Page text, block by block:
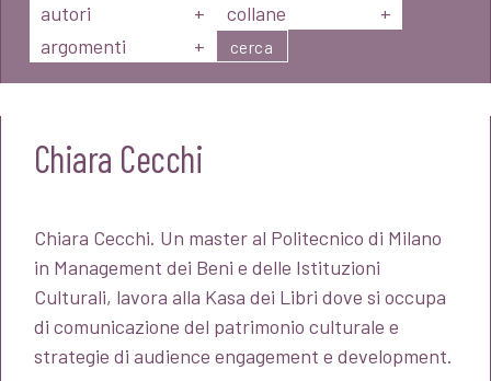
autori
+ collane
+
argomenti
+ cerca
Chiara Cecchi
Chiara Cecchi. Un master al Politecnico di Milano
in Management dei Beni e delle Istituzioni
Culturali, lavora alla Kasa dei Libri dove si occupa
di comunicazione del patrimonio culturale e
strategie di audience engagement e development.